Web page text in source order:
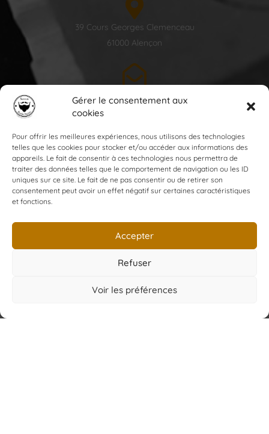
Gérer le consentement aux
cookies
Pour offrir les meilleures expériences, nous utilisons des technologies
telles que les cookies pour stocker et/ou accéder aux informations des
appareils. Le fait de consentir à ces technologies nous permettra de
traiter des données telles que le comportement de navigation ou les ID
uniques sur ce site. Le fait de ne pas consentir ou de retirer son
consentement peut avoir un effet négatif sur certaines caractéristiques
et fonctions.
Accepter
Refuser
Voir les préférences
39 Cours Georges Clemenceau
61000 Alençon
contact@savonbarbenoire.com
Accueil
La savonnerie
Blog